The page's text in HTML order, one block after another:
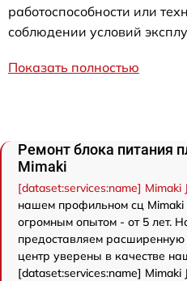
работоспособности или
соблюдении условий
Показать полностью
Ремонт блока питания
Mimaki
[dataset:services:name] Mimaki
нашем профильном сц Mimaki
огромным опытом - от 5 лет.
предоставляем
центр уверены в качестве
[dataset:services:name] Mimaki